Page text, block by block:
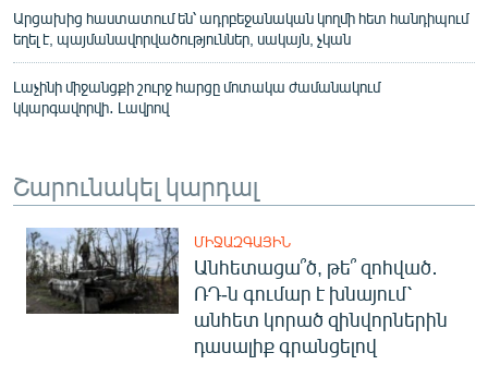
Արցախից հաստատում են՝ ադրբեջանական կողմի հետ հանդիպում
եղել է, պայմանավորվածություններ, սակայն, չկան
Լաչինի միջանցքի շուրջ հարցը մոտակա ժամանակում
կկարգավորվի․ Լավրով
Շարունակել կարդալ
ՄԻՋԱԶԳԱՅԻՆ
Անհետացա՞ծ, թե՞ զոհված․
ՌԴ-ն գումար է խնայում՝
անհետ կորած զինվորներին
դասալիք գրանցելով